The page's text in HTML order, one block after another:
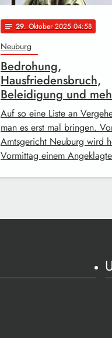
notes 29. Oktober 2025 04:58
Neuburg
Bedrohung,
Hausfriedensbruch,
Beleidigung und
Auf so eine Liste an
man es erst mal bringen.
Amtsgericht Neuburg wird
Vormittag einem